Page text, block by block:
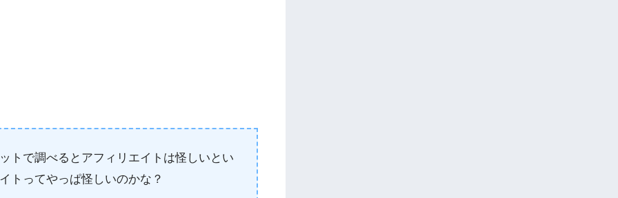
トで調べるとアフィリエイトは怪しいとい
トってやっぱ怪しいのかな？